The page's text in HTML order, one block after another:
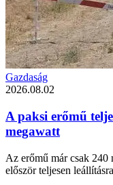
Gazdaság
2026.08.02
A paksi erőmű
megawatt
Az erőmű már csak 240
először teljesen